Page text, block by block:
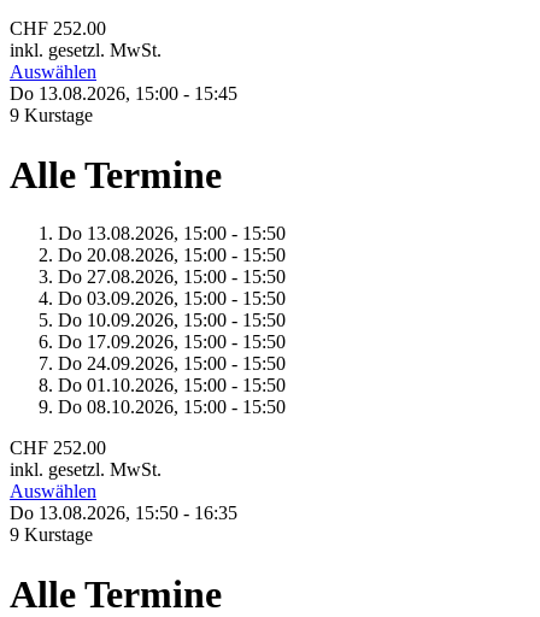
CHF 252.00
inkl. gesetzl. MwSt.
Auswählen
Do 13.08.2026, 15:00 - 15:45
9 Kurstage
Alle Termine
Do 13.08.2026, 15:00 - 15:50
Do 20.08.2026, 15:00 - 15:50
Do 27.08.2026, 15:00 - 15:50
Do 03.09.2026, 15:00 - 15:50
Do 10.09.2026, 15:00 - 15:50
Do 17.09.2026, 15:00 - 15:50
Do 24.09.2026, 15:00 - 15:50
Do 01.10.2026, 15:00 - 15:50
Do 08.10.2026, 15:00 - 15:50
CHF 252.00
inkl. gesetzl. MwSt.
Auswählen
Do 13.08.2026, 15:50 - 16:35
9 Kurstage
Alle Termine